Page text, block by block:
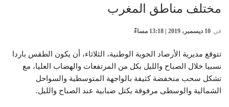
مختلف مناطق المغرب
في 10 ديسمبر، 2019 | 13:18 مساءً
تتوقع مديرية الأرصاد الجوية الوطنية، الثلاثاء، أن يكون الطقس باردا
نسبيا خلال الصباح والليل بكل من المرتفعات والهضاب العليا، مع
تشكل سحب منخفضة كثيفة بالواجهة المتوسطية والسواحل
الشمالية والوسطى مرفوقة بكتل ضبابية عند الصباح والليل.